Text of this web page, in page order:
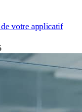
votre applicatif